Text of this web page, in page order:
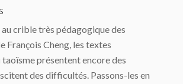
crible très pédagogique des
François Cheng, les textes
présentent encore des
des difficultés. Passons-les en